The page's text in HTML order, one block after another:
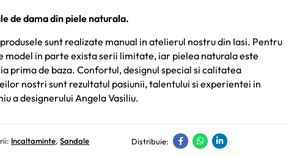
de dama din piele naturala.
sunt realizate manual in atelierul nostru din Iasi. Pentru
model in parte exista serii limitate, iar pielea naturala este
prima de baza. Confortul, designul special si calitatea
nostri sunt rezultatul pasiunii, talentului si experientei in
a designerului Angela Vasiliu.
Incaltaminte,Sandale Distribuie: